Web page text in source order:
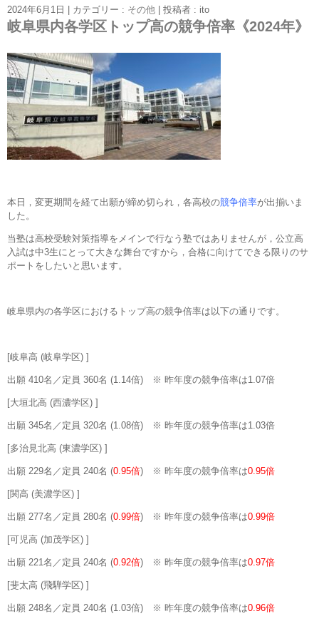
2024年6月1日 カテゴリー : その他 投稿者 : ito
岐阜県内各学区トップ高の競争倍率《2024年》
本日，変更期間を経て出願が締め切られ，各高校の競争倍率が出揃いま
した。
当塾は高校受験対策指導をメインで行なう塾ではありませんが，公立高
入試は中3生にとって大きな舞台ですから，合格に向けてできる限りのサ
ポートをしたいと思います。
岐阜県内の各学区におけるトップ高の競争倍率は以下の通りです。
[岐阜高 (岐阜学区) ]
出願 410名／定員 360名 (1.14倍) ※ 昨年度の競争倍率は1.07倍
[大垣北高 (西濃学区) ]
出願 345名／定員 320名 (1.08倍) ※ 昨年度の競争倍率は1.03倍
[多治見北高 (東濃学区) ]
出願 229名／定員 240名 (0.95倍) ※ 昨年度の競争倍率は0.95倍
[関高 (美濃学区) ]
出願 277名／定員 280名 (0.99倍) ※ 昨年度の競争倍率は0.99倍
[可児高 (加茂学区) ]
出願 221名／定員 240名 (0.92倍) ※ 昨年度の競争倍率は0.97倍
[斐太高 (飛騨学区) ]
出願 248名／定員 240名 (1.03倍) ※ 昨年度の競争倍率は0.96倍